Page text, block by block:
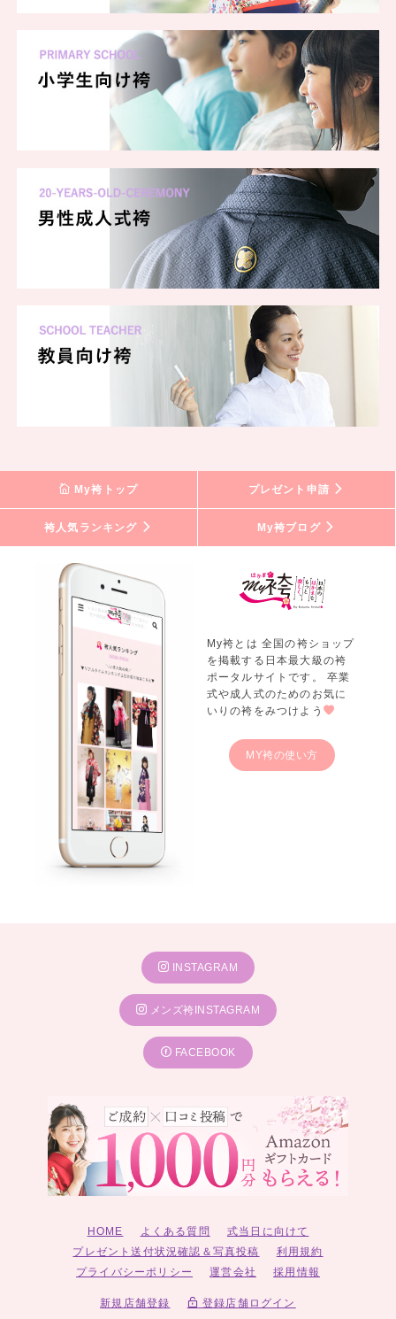
My袴トップ プレゼント申請
袴人気ランキング My袴ブログ
My袴とは 全国の袴ショップ
を掲載する日本最大級の袴
ポータルサイトです。 卒業
式や成人式のためのお気に
いりの袴をみつけよう
MY袴の使い方
INSTAGRAM
メンズ袴INSTAGRAM
FACEBOOK
HOME よくある質問
式当日に向けて
プレゼント送付状況確認＆写真投稿
利用規約
プライバシーポリシー
運営会社 採用情報
新規店舗登録 登録店舗ログイン